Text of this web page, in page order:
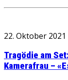
22. Oktober 2021
Tragödie am
Kamerafrau –